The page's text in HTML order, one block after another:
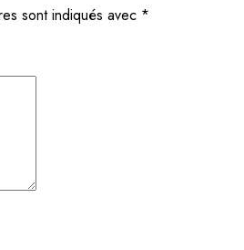
sont indiqués avec *